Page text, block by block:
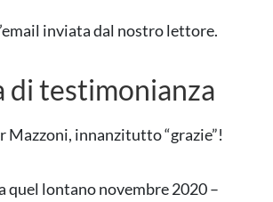
inviata dal nostro lettore.
di testimonianza
Mazzoni, innanzitutto “grazie”!
quel lontano novembre 2020 –